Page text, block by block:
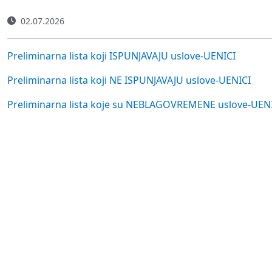
02.07.2026
Preliminarna lista koji ISPUNJAVAJU uslove-UENICI
Preliminarna lista koji NE ISPUNJAVAJU uslove-UENICI
Preliminarna lista koje su NEBLAGOVREMENE uslove-